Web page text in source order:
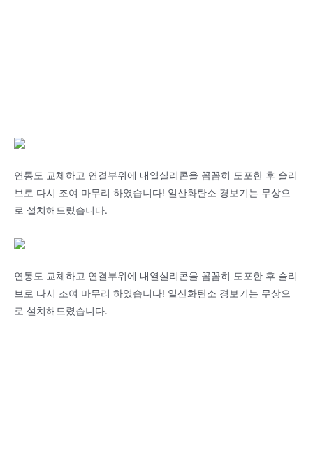
연통도 교체하고 연결부위에 내열실리콘을 꼼꼼히 도포한 후 슬리
브로 다시 조여 마무리 하였습니다! 일산화탄소 경보기는 무상으
로 설치해드렸습니다.
연통도 교체하고 연결부위에 내열실리콘을 꼼꼼히 도포한 후 슬리
브로 다시 조여 마무리 하였습니다! 일산화탄소 경보기는 무상으
로 설치해드렸습니다.